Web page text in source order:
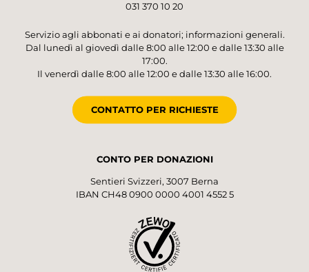
031 370 10 20
Servizio agli abbonati e ai donatori; informazioni generali.
Dal lunedì al giovedì dalle 8:00 alle 12:00 e dalle 13:30 alle
17:00.
Il venerdì dalle 8:00 alle 12:00 e dalle 13:30 alle 16:00.
CONTATTO PER RICHIESTE
CONTO PER DONAZIONI
Sentieri Svizzeri, 3007 Berna
IBAN CH48 0900 0000 4001 4552 5